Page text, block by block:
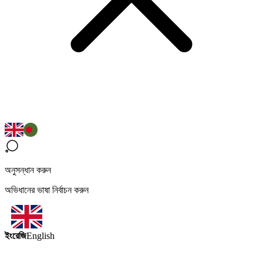
অনুসন্ধান করুন
অভিধানের ভাষা নির্বাচন করুন
ইংরেজিEnglish